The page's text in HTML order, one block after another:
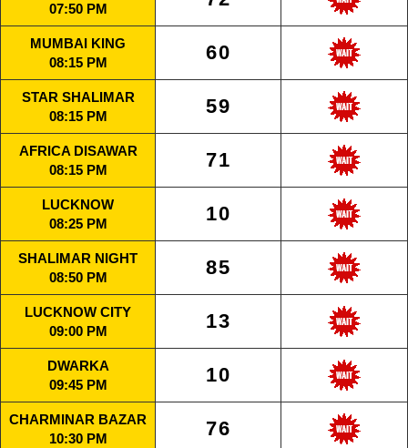
07:50 PM
MUMBAI KING
08:15 PM
60
STAR SHALIMAR
08:15 PM
59
AFRICA DISAWAR
08:15 PM
71
LUCKNOW
08:25 PM
10
SHALIMAR NIGHT
08:50 PM
85
LUCKNOW CITY
09:00 PM
13
DWARKA
09:45 PM
10
CHARMINAR BAZAR
10:30 PM
76